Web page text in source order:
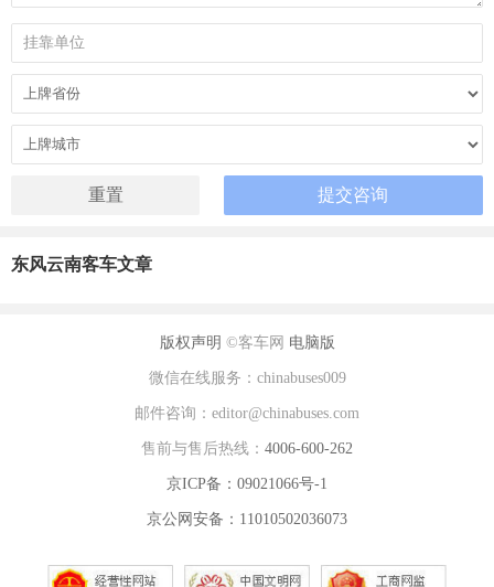
东风云南客车文章
版权声明 ©客车网 电脑版
微信在线服务：chinabuses009
邮件咨询：editor@chinabuses.com
售前与售后热线： 4006-600-262
京ICP备：09021066号-1
京公网安备：11010502036073